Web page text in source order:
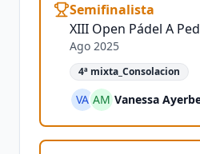
Semifinalista
XIII Open Pádel A
Ago 2025
4ª mixta_Consolacion
VA AM Vanessa